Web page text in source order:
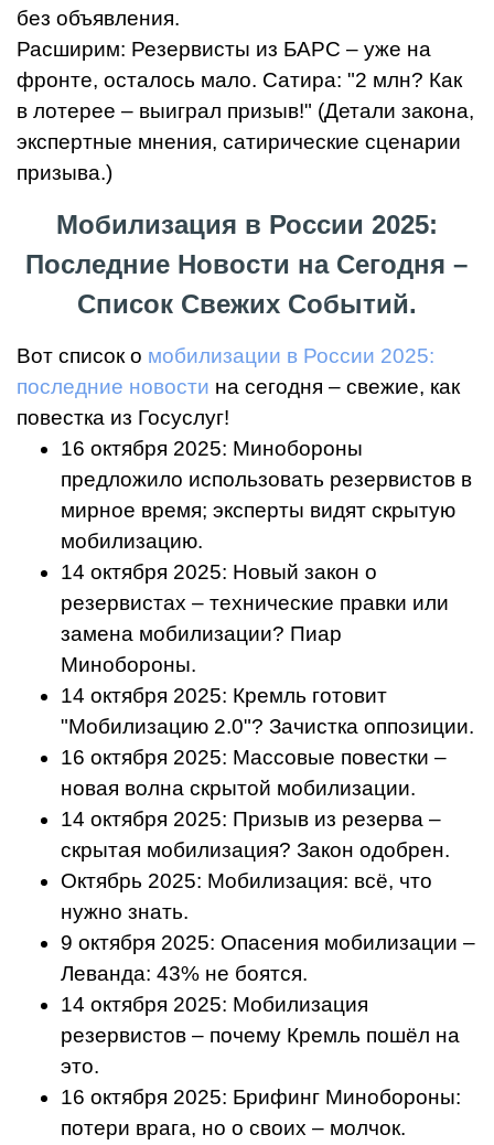
без объявления.
Расширим: Резервисты из БАРС – уже на
фронте, осталось мало. Сатира: "2 млн? Как
в лотерее – выиграл призыв!" (Детали закона,
экспертные мнения, сатирические сценарии
призыва.)
Мобилизация в России 2025:
Последние Новости на Сегодня –
Список Свежих Событий.
Вот список о мобилизации в России 2025:
последние новости на сегодня – свежие, как
повестка из Госуслуг!
16 октября 2025: Минобороны
предложило использовать резервистов в
мирное время; эксперты видят скрытую
мобилизацию.
14 октября 2025: Новый закон о
резервистах – технические правки или
замена мобилизации? Пиар
Минобороны.
14 октября 2025: Кремль готовит
"Мобилизацию 2.0"? Зачистка оппозиции.
16 октября 2025: Массовые повестки –
новая волна скрытой мобилизации.
14 октября 2025: Призыв из резерва –
скрытая мобилизация? Закон одобрен.
Октябрь 2025: Мобилизация: всё, что
нужно знать.
9 октября 2025: Опасения мобилизации –
Леванда: 43% не боятся.
14 октября 2025: Мобилизация
резервистов – почему Кремль пошёл на
это.
16 октября 2025: Брифинг Минобороны:
потери врага, но о своих – молчок.